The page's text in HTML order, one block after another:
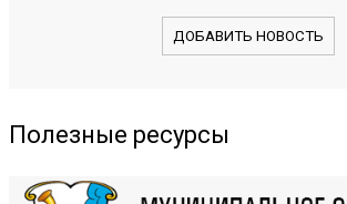
ДОБАВИТЬ НОВОСТЬ
Полезные ресурсы